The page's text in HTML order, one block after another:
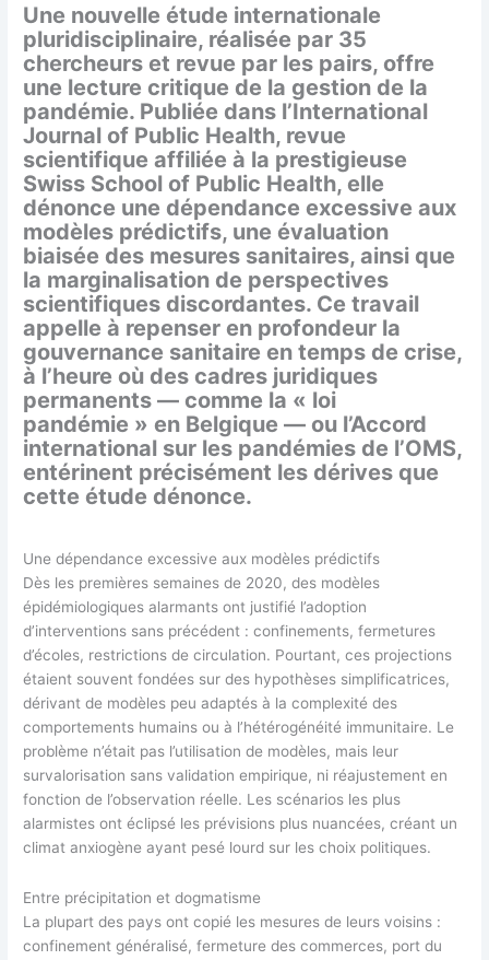
Une nouvelle étude internationale
pluridisciplinaire, réalisée par 35
chercheurs et revue par les pairs, offre
une lecture critique de la gestion de la
pandémie. Publiée dans l’International
Journal of Public Health, revue
scientifique affiliée à la prestigieuse
Swiss School of Public Health, elle
dénonce une dépendance excessive aux
modèles prédictifs, une évaluation
biaisée des mesures sanitaires, ainsi que
la marginalisation de perspectives
scientifiques discordantes. Ce travail
appelle à repenser en profondeur la
gouvernance sanitaire en temps de crise,
à l’heure où des cadres juridiques
permanents — comme la « loi
pandémie » en Belgique — ou l’Accord
international sur les pandémies de l’OMS,
entérinent précisément les dérives que
cette étude dénonce.
Une dépendance excessive aux modèles prédictifs
Dès les premières semaines de 2020, des modèles
épidémiologiques alarmants ont justifié l’adoption
d’interventions sans précédent : confinements, fermetures
d’écoles, restrictions de circulation. Pourtant, ces projections
étaient souvent fondées sur des hypothèses simplificatrices,
dérivant de modèles peu adaptés à la complexité des
comportements humains ou à l’hétérogénéité immunitaire. Le
problème n’était pas l’utilisation de modèles, mais leur
survalorisation sans validation empirique, ni réajustement en
fonction de l’observation réelle. Les scénarios les plus
alarmistes ont éclipsé les prévisions plus nuancées, créant un
climat anxiogène ayant pesé lourd sur les choix politiques.
Entre précipitation et dogmatisme
La plupart des pays ont copié les mesures de leurs voisins :
confinement généralisé, fermeture des commerces, port du